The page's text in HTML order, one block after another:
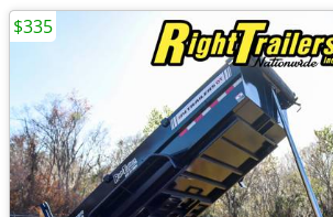
$335